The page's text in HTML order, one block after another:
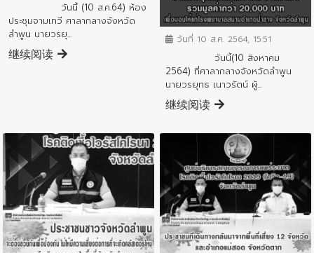
วันนี้ (10 ส.ค.64) ห้อง
ประชุมจามเทวี ศาลากลางจังหวัด
ลำพูน นายวรยุ...
继续阅读
ข่าวประชาสัมพันธ์
วันที่ 10 ส.ค. 2564, 15:51
วันนี้(10 สิงหาคม
2564) ที่ศาลากลางจังหวัดลำพูน
นายวรยุทธ เนาวรัตน์ ผู้...
继续阅读